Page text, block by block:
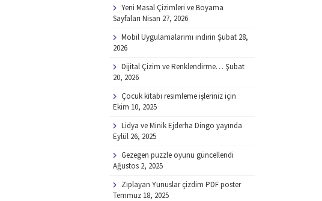
Yeni Masal Çizimleri ve Boyama
Sayfaları Nisan 27, 2026
Mobil Uygulamalarımı indirin Şubat 28,
2026
Dijital Çizim ve Renklendirme… Şubat
20, 2026
Çocuk kitabı resimleme işleriniz için
Ekim 10, 2025
Lidya ve Minik Ejderha Dingo yayında
Eylül 26, 2025
Gezegen puzzle oyunu güncellendi
Ağustos 2, 2025
Zıplayan Yunuslar çizdim PDF poster
Temmuz 18, 2025